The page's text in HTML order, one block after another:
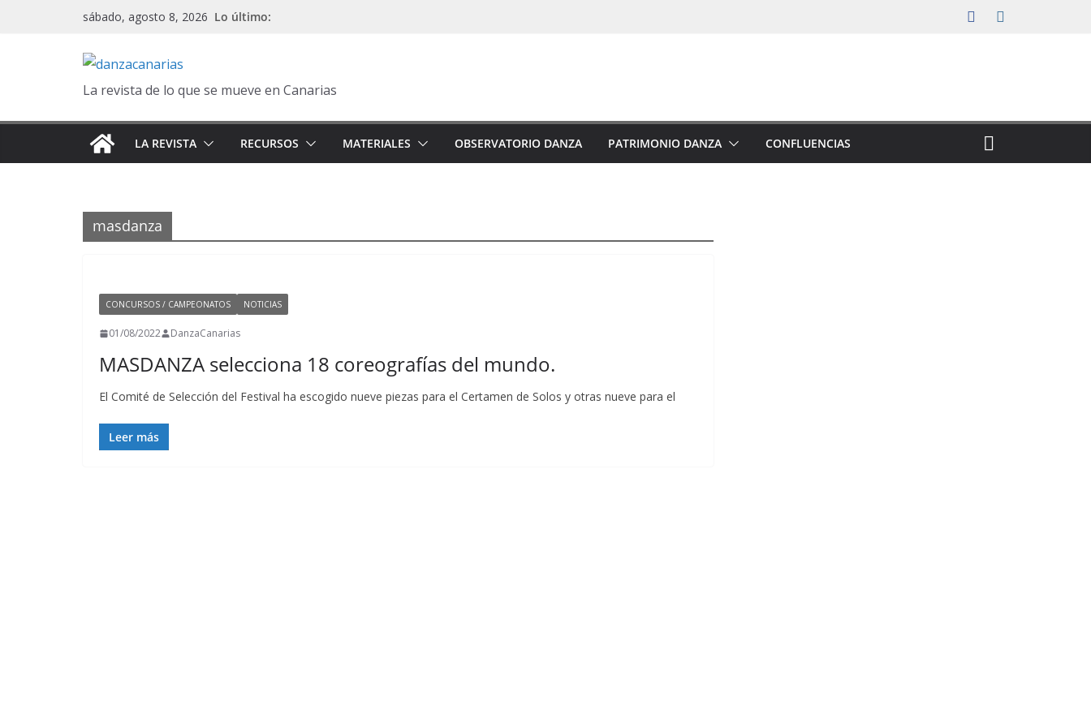
sábado, agosto 8, 2026 Lo último:
La revista de lo que se mueve en Canarias
LA REVISTA RECURSOS MATERIALES OBSERVATORIO DANZA PATRIMONIO DANZA CONFLUENCIAS
masdanza
CONCURSOS / CAMPEONATOS NOTICIAS
01/08/2022 DanzaCanarias
MASDANZA selecciona 18 coreografías del mundo.
El Comité de Selección del Festival ha escogido nueve piezas para el Certamen de Solos y otras nueve para el
Leer más